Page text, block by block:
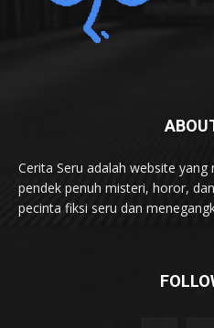
Cerita Seru adalah website
pendek penuh misteri, horor,
pecinta fiksi seru dan